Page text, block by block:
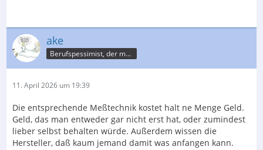
ake
Berufspessimist, der meist recht behält
11. April 2026 um 19:39
Die entsprechende Meßtechnik kostet halt ne Menge Geld.
Geld, das man entweder gar nicht erst hat, oder zumindest
lieber selbst behalten würde. Außerdem wissen die
Hersteller, daß kaum jemand damit was anfangen kann.